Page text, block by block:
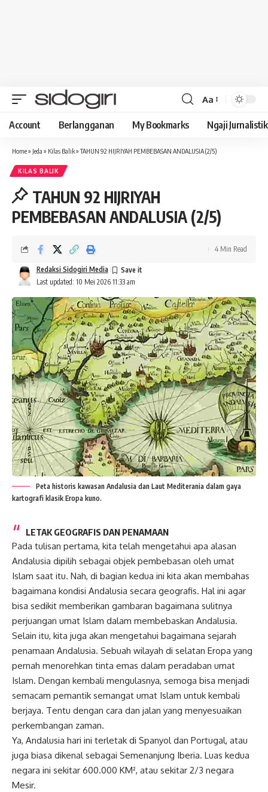
Font
Resizer
Aa
Account Berlangganan My Bookmarks Ngaji Jurnalistik
Home» Jeda » Kilas Balik»TAHUN 92 HIJRIYAH PEMBEBASAN ANDALUSIA (2/5)
KILAS BALIK
TAHUN 92 HIJRIYAH
PEMBEBASAN ANDALUSIA (2/5)
Last updated: 10 Mei 2026 11:33 am
Redaksi Sidogiri Media
4 Min Read
Peta historis kawasan Andalusia dan Laut Mediterania dalam gaya
kartografi klasik Eropa kuno.
LETAK GEOGRAFIS DAN PENAMAAN
Pada tulisan pertama, kita telah mengetahui apa alasan
Andalusia dipilih sebagai objek pembebasan oleh umat
Islam saat itu. Nah, di bagian kedua ini kita akan membahas
bagaimana kondisi Andalusia secara geografis. Hal ini agar
bisa sedikit memberikan gambaran bagaimana sulitnya
perjuangan umat Islam dalam membebaskan Andalusia.
Selain itu, kita juga akan mengetahui bagaimana sejarah
penamaan Andalusia. Sebuah wilayah di selatan Eropa yang
pernah menorehkan tinta emas dalam peradaban umat
Islam. Dengan kembali mengulasnya, semoga bisa menjadi
semacam pemantik semangat umat Islam untuk kembali
berjaya. Tentu dengan cara dan jalan yang menyesuaikan
perkembangan zaman.
Ya, Andalusia hari ini terletak di Spanyol dan Portugal, atau
juga biasa dikenal sebagai Semenanjung Iberia. Luas kedua
negara ini sekitar 600.000 KM², atau sekitar 2/3 negara
Mesir.